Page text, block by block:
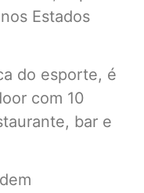
Estados
do esporte, é
com 10
bar e